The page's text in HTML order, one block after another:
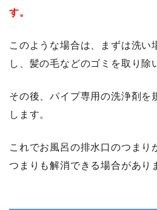
す。
このような場合は、まずは洗い
し、髪の毛などのゴミを取り除
その後、パイプ専用の洗浄剤を
します。
これでお風呂の排水口のつまり
つまりも解消できる場合があり